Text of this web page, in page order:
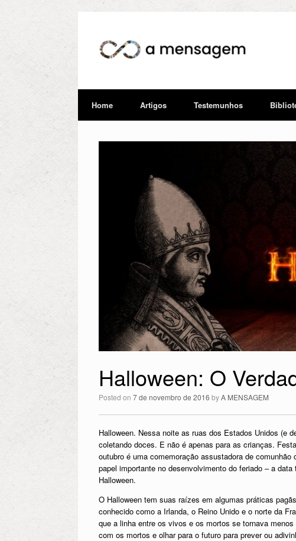
Home Artigos Testemunhos
Halloween: O
Posted on 7 de novembro de 2016 byA MENSAGEM
Halloween. Nessa noite as ruas dos Estados Unidos (e
coletando doces. E não é apenas para as crianças.
outubro é uma comemoração assustadora de
papel importante no desenvolvimento do feriado – a
Halloween.
O Halloween tem suas raízes em algumas práticas
conhecido como a Irlanda, o Reino Unido e o norte da
que a linha entre os vivos e os mortos se tornava
com os mortos e olhar para o futuro para prever ou